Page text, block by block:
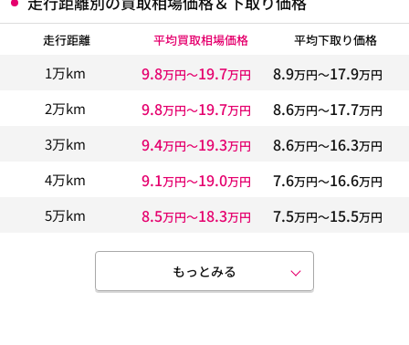
走行距離 平均買取相場価格 平均下取り価格
1万km 9.8万円〜19.7万円 8.9万円〜17.9万円
2万km 9.8万円〜19.7万円 8.6万円〜17.7万円
3万km 9.4万円〜19.3万円 8.6万円〜16.3万円
4万km 9.1万円〜19.0万円 7.6万円〜16.6万円
5万km 8.5万円〜18.3万円 7.5万円〜15.5万円
もっとみる